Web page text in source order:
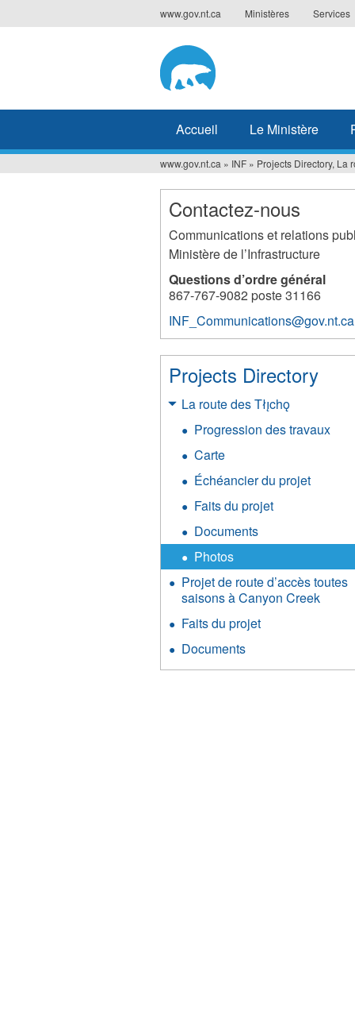
to
www.gov.nt.ca Ministères Services
Accueil Le Ministère
Vous
êtes
ici
www.gov.nt.ca » INF » Projects Directory, La
Contactez-nous
Communications et relations
Ministère de l’Infrastructure
Questions d’ordre général
867-767-9082 poste 31166
INF_Communications@gov.nt.ca
Projects Directory
La route des Tłı̨chǫ
Progression des travaux
Carte
Échéancier du projet
Faits du projet
Documents
Photos
Projet de route d’accès toutes
saisons à Canyon Creek
Faits du projet
Documents